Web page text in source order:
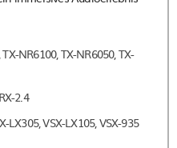
NR6100, TX-NR6050, TX-
2.4
LX305, VSX-LX105, VSX-935